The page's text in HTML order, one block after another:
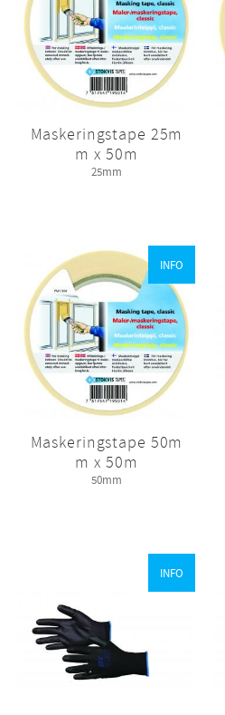
Maskeringstape 25m
m x 50m
25mm
Maskeringstape 50m
m x 50m
50mm
INFO
INFO